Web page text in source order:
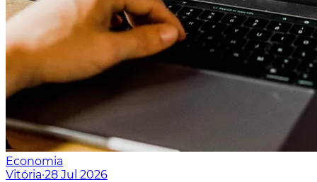
Economia
Vitória·28 Jul 2026